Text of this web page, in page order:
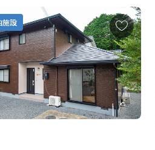
施設
お
気
に
入
り
に
追
加